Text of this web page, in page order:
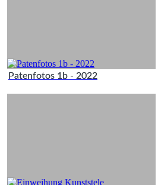
Patenfotos 1b - 2022